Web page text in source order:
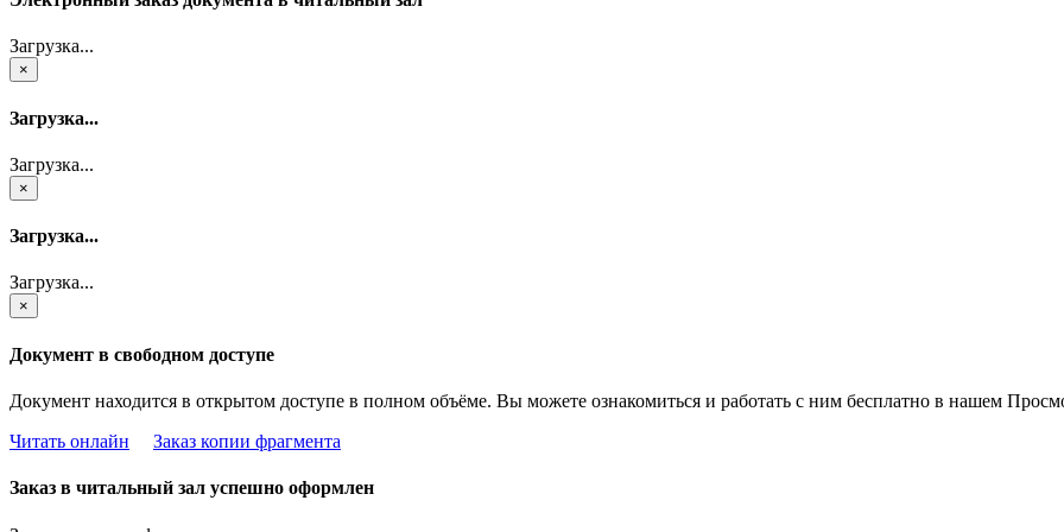
Загрузка...
×
Загрузка...
Загрузка...
×
Загрузка...
Загрузка...
×
Документ в свободном доступе
Документ находится в открытом доступе в полном объёме. Вы можете ознакомиться и работать с ним бесплатно в нашем
Читать онлайн
Заказ копии фрагмента
Заказ в читальный зал успешно оформлен